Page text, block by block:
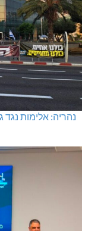
נהריה: אלימות נגד